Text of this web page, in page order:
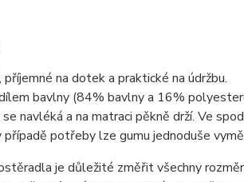
na dotek a praktické na údržbu.
bavlny (84% bavlny a 16%
navléká a na matraci pěkně drží. Ve
potřeby lze gumu jednoduše
je důležité změřit všechny